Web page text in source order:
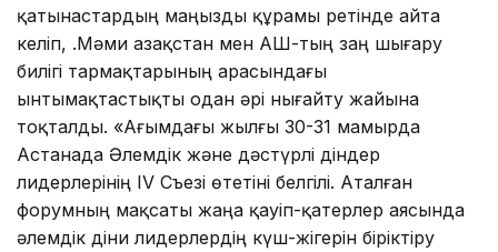
қатынастардың маңызды құрамы ретінде айта
келіп, Қ.Мәми Қазақстан мен АҚШ-тың заң шығару
билігі тармақтарының арасындағы
ынтымақтастықты одан әрі нығайту жайына
тоқталды. «Ағымдағы жылғы 30-31 мамырда
Астанада Әлемдік және дәстүрлі діндер
лидерлерінің IV Съезі өтетіні белгілі. Аталған
форумның мақсаты жаңа қауіп-қатерлер аясында
әлемдік діни лидерлердің күш-жігерін біріктіру